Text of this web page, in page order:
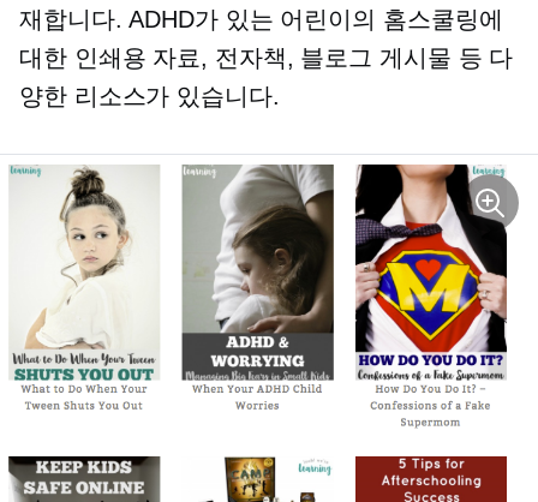
재합니다. ADHD가 있는 어린이의 홈스쿨링에
대한 인쇄용 자료, 전자책, 블로그 게시물 등 다
양한 리소스가 있습니다.